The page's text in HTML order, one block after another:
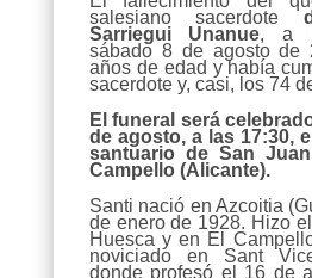
salesiano sacerdote
Sarriegui Unanue, a
sábado 8 de agosto de
años de edad y había
sacerdote y, casi, los 74
El funeral será
de agosto, a las 17:30,
santuario de San
Campello (Alicante).
Santi nació en Azcoitia
de enero de 1928. Hizo
Huesca y en El
noviciado en Sant
donde profesó el 16 de